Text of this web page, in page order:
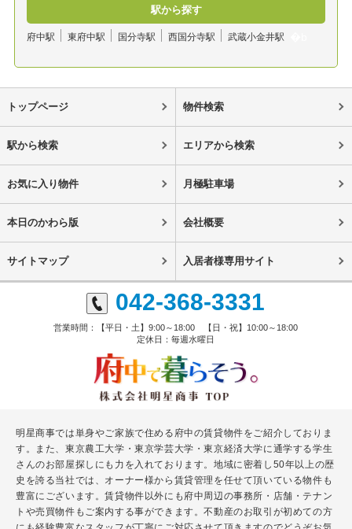
駅から探す
府中駅 東府中駅 国分寺駅 西国分寺駅 武蔵小金井駅
トップページ 物件検索
駅から検索 エリアから検索
お気に入り物件 月極駐車場
本日のかわら版 会社概要
サイトマップ 入居者様専用サイト
042-368-3331
営業時間：【平日・土】9:00～18:00 【日・祝】10:00～18:00
定休日：毎週水曜日
明星商事では単身やご家族で住める府中の賃貸物件をご紹介しておりま
す。また、東京農工大学・東京学芸大学・東京経済大学に通学する学生
さんのお部屋探しにも力を入れております。地域に密着し50年以上の歴
史を誇る当社では、オーナー様から賃貸管理を任せて頂いている物件も
豊富にございます。賃貸物件以外にも府中周辺の事務所・店舗・テナン
トや売買物件もご案内する事ができます。不動産のお取引が初めての方